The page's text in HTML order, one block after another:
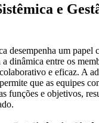
e
desempenha um papel
dinâmica entre os
e eficaz. A
que as equipes
funções e objetivos,